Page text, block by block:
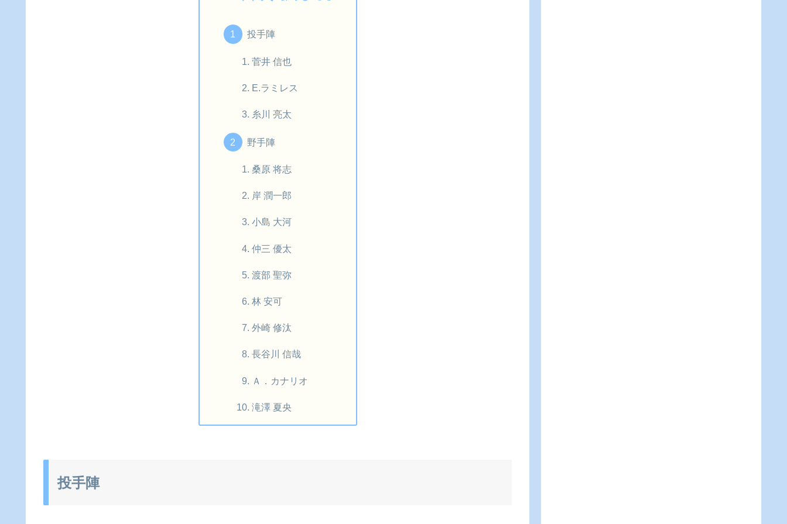
投手陣
菅井 信也
E.ラミレス
糸川 亮太
野手陣
桑原 将志
岸 潤一郎
小島 大河
仲三 優太
渡部 聖弥
林 安可
外崎 修汰
長谷川 信哉
Ａ．カナリオ
滝澤 夏央
投手陣